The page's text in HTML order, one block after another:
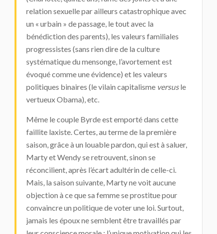
relation sexuelle par ailleurs catastrophique avec
un « urbain » de passage, le tout avec la
bénédiction des parents), les valeurs familiales
progressistes (sans rien dire de la culture
systématique du mensonge, l’avortement est
évoqué comme une évidence) et les valeurs
politiques binaires (le vilain capitalisme versusle
vertueux Obama), etc.
Même le couple Byrde est emporté dans cette
faillite laxiste. Certes, au terme de la première
saison, grâce à un louable pardon, qui est à saluer,
Marty et Wendy se retrouvent, sinon se
réconcilient, après l’écart adultérin de celle-ci.
Mais, la saison suivante, Marty ne voit aucune
objection à ce que sa femme se prostitue pour
convaincre un politique de voter une loi. Surtout,
jamais les époux ne semblent être travaillés par